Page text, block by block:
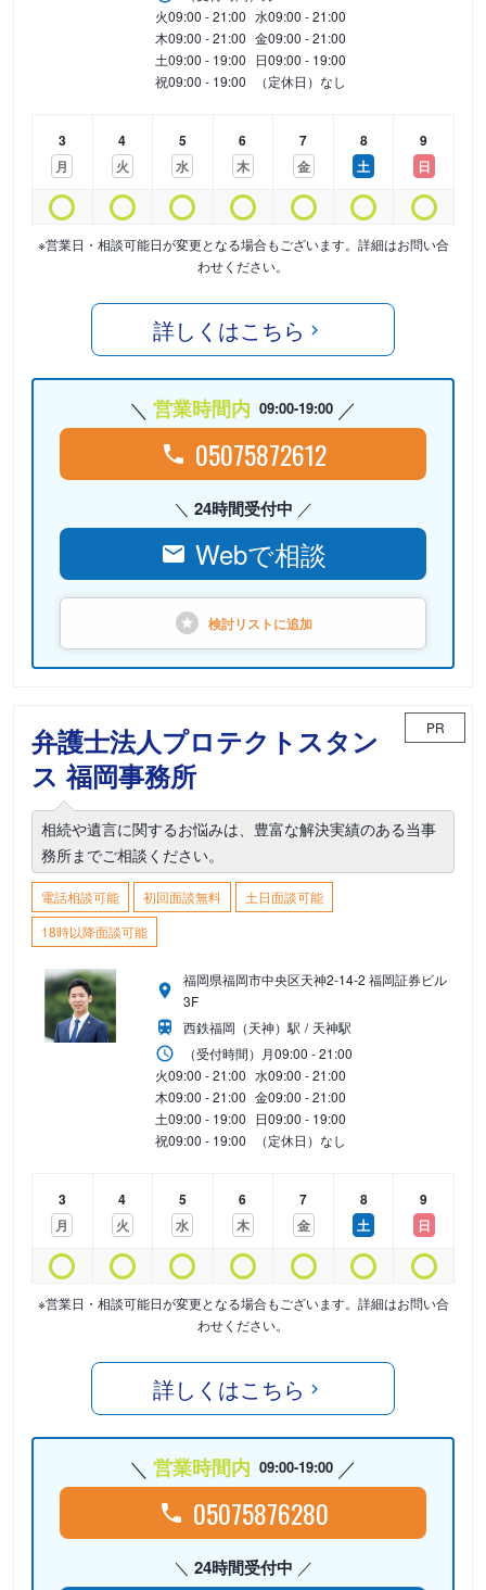
火09:00 - 21:00 水09:00 - 21:00
木09:00 - 21:00 金09:00 - 21:00
土09:00 - 19:00 日09:00 - 19:00
祝09:00 - 19:00 （定休日）なし
3
月
4
火
5
水
6
木
7
金
8
土
9
日
※営業日・相談可能日が変更となる場合もございます。詳細はお問い合
わせください。
詳しくはこちら
営業時間内 09:00-19:00
05075872612
24時間受付中
Webで相談
検討リストに追加
弁護士法人プロテクトスタン
ス 福岡事務所
PR
相続や遺言に関するお悩みは、豊富な解決実績のある当事
務所までご相談ください。
電話相談可能 初回面談無料
土日面談可能
18時以降面談可能
福岡県福岡市中央区天神2-14-2 福岡証券ビル
3F
西鉄福岡（天神）駅
天神駅
（受付時間） 月09:00 - 21:00
火09:00 - 21:00 水09:00 - 21:00
木09:00 - 21:00 金09:00 - 21:00
土09:00 - 19:00 日09:00 - 19:00
祝09:00 - 19:00 （定休日）なし
3
月
4
火
5
水
6
木
7
金
8
土
9
日
※営業日・相談可能日が変更となる場合もございます。詳細はお問い合
わせください。
詳しくはこちら
営業時間内 09:00-19:00
05075876280
24時間受付中